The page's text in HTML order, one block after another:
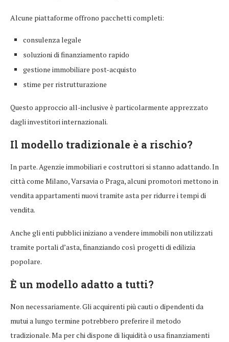
Alcune piattaforme offrono pacchetti completi:
consulenza legale
soluzioni di finanziamento rapido
gestione immobiliare post-acquisto
stime per ristrutturazione
Questo approccio all-inclusive è particolarmente apprezzato
dagli investitori internazionali.
Il modello tradizionale è a rischio?
In parte. Agenzie immobiliari e costruttori si stanno adattando. In
città come Milano, Varsavia o Praga, alcuni promotori mettono in
vendita appartamenti nuovi tramite asta per ridurre i tempi di
vendita.
Anche gli enti pubblici iniziano a vendere immobili non utilizzati
tramite portali d’asta, finanziando così progetti di edilizia
popolare.
È un modello adatto a tutti?
Non necessariamente. Gli acquirenti più cauti o dipendenti da
mutui a lungo termine potrebbero preferire il metodo
tradizionale. Ma per chi dispone di liquidità o usa finanziamenti